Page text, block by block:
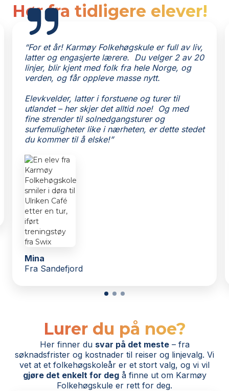
Les
mer
Hør fra tidligere elever!
“For et år! Karmøy Folkehøgskule er full av liv,
latter og engasjerte lærere. Du velger 2 av 20
linjer, blir kjent med folk fra hele Norge, og
verden, og får oppleve masse nytt.
Elevkvelder, latter i forstuene og turer til
utlandet – her skjer det alltid noe! Og med
fine strender til solnedgangsturer og
surfemuligheter like i nærheten, er dette stedet
du kommer til å elske!”
Mina
Fra Sandefjord
Lurer du på noe?
Her finner du svar på det meste– fra
søknadsfrister og kostnader til reiser og linjevalg. Vi
vet at et folkehøgskoleår er et stort valg, og vi vil
gjøre det enkelt for degå finne ut om Karmøy
Folkehøgskule er rett for deg.